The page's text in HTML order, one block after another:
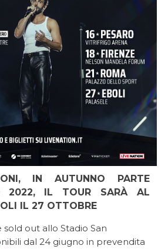
IN AUTUNNO PARTE
2022, IL TOUR SARÀ AL
IL 27 OTTOBRE
sold out allo Stadio San
dal 24 giugno in prevendita